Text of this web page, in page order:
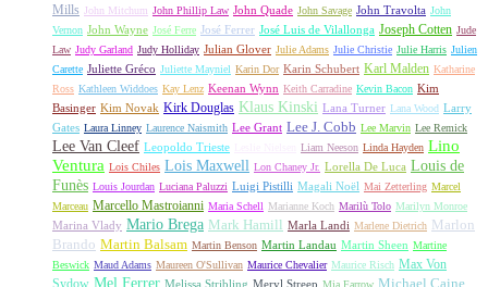
Mills
John Mitchum John Phillip Law John Quade John Savage John Travolta John
Vernon John Wayne José Ferre José Ferrer José Luis de Vilallonga Joseph Cotten Jude
Law Judy Garland Judy Holliday Julian Glover Julie Adams Julie Christie Julie Harris Julien
Carette Juliette Gréco Juliette Mayniel Karin Dor Karin Schubert Karl Malden Katharine
Ross Kathleen Widdoes Kay Lenz Keenan Wynn Keith Carradine Kevin Bacon Kim
Basinger Kim Novak Kirk Douglas Klaus Kinski Lana Turner Lana Wood Larry
Gates Laura Linney Laurence Naismith Lee Grant Lee J. Cobb Lee Marvin Lee Remick
Lee Van Cleef Leopoldo Trieste Liam Neeson Linda Hayden Lino
Ventura Lois Chiles Lois Maxwell Lon Chaney Jr. Lorella De Luca Louis de
Funès Louis Jourdan Luciana Paluzzi Luigi Pistilli Magali Noël Mai Zetterling Marcel
Marceau Marcello Mastroianni Maria Schell Marianne Koch Marilù Tolo Marilyn Monroe
Marina Vlady Mario Brega Mark Hamill Marla Landi Marlene Dietrich Marlon
Brando Martin Balsam Martin Benson Martin Landau Martin Sheen Martine
Beswick Maud Adams Maureen O'Sullivan Maurice Chevalier Maurice Risch Max Von
Sydow Mel Ferrer Melissa Stribling Meryl Streep Mia Farrow Michael Caine